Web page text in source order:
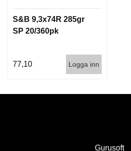
S&B 9,3x74R 285gr
SP 20/360pk
77,10 Logga inn
Gurusoft